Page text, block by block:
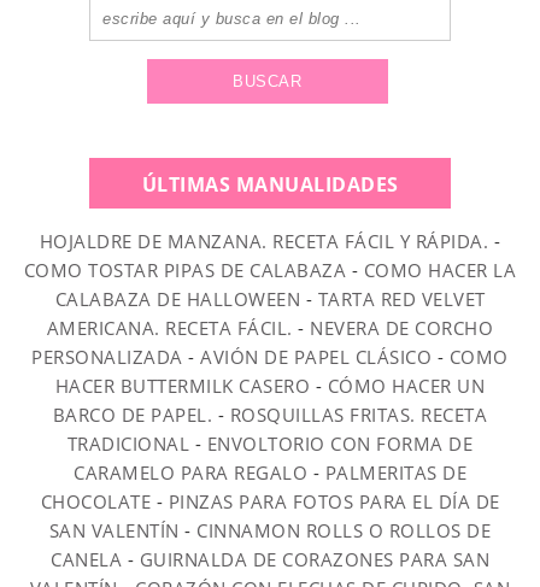
ÚLTIMAS MANUALIDADES
HOJALDRE DE MANZANA. RECETA FÁCIL Y RÁPIDA. -
COMO TOSTAR PIPAS DE CALABAZA - COMO HACER LA
CALABAZA DE HALLOWEEN - TARTA RED VELVET
AMERICANA. RECETA FÁCIL. - NEVERA DE CORCHO
PERSONALIZADA -AVIÓN DE PAPEL CLÁSICO - COMO
HACER BUTTERMILK CASERO - CÓMO HACER UN
BARCO DE PAPEL. - ROSQUILLAS FRITAS. RECETA
TRADICIONAL - ENVOLTORIO CON FORMA DE
CARAMELO PARA REGALO - PALMERITAS DE
CHOCOLATE - PINZAS PARA FOTOS PARA EL DÍA DE
SAN VALENTÍN - CINNAMON ROLLS O ROLLOS DE
CANELA - GUIRNALDA DE CORAZONES PARA SAN